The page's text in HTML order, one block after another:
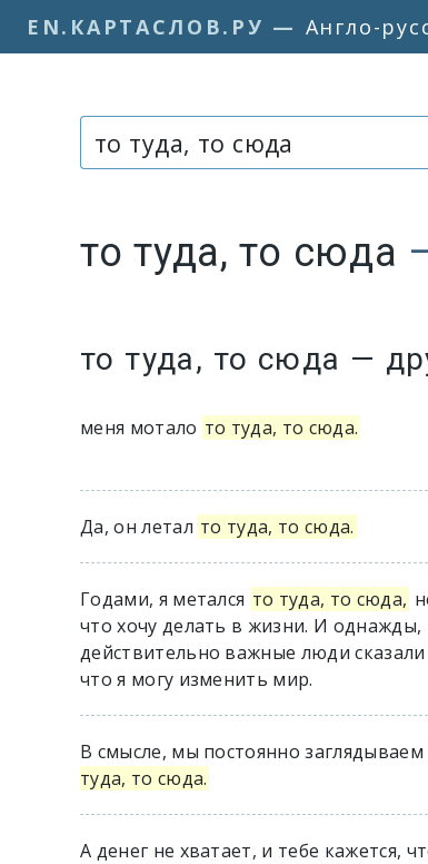
EN.КАРТАСЛОВ.РУ — Англо-
то туда, то сюда
то туда, то сюда —
меня мотало то туда, то сюда.
Да, он летал то туда, то сюда.
Годами, я метался то туда, то сюда,
что хочу делать в жизни. И однажды,
действительно важные люди
что я могу изменить мир.
В смысле, мы постоянно заглядываем
туда, то сюда.
А денег не хватает, и тебе кажется,